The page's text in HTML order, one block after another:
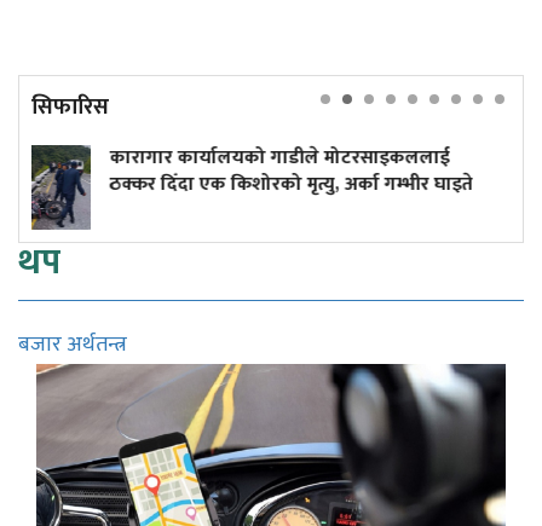
सिफारिस
गाडीले मोटरसाइकललाई
मृत्यु, अर्का गम्भीर घाइते
दुर्घटनाले डुबेको
कमाइले
थप
बजार अर्थतन्त्र